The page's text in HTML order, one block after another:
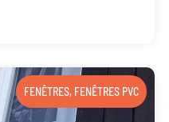
FENÊTRES, FENÊTRES PVC